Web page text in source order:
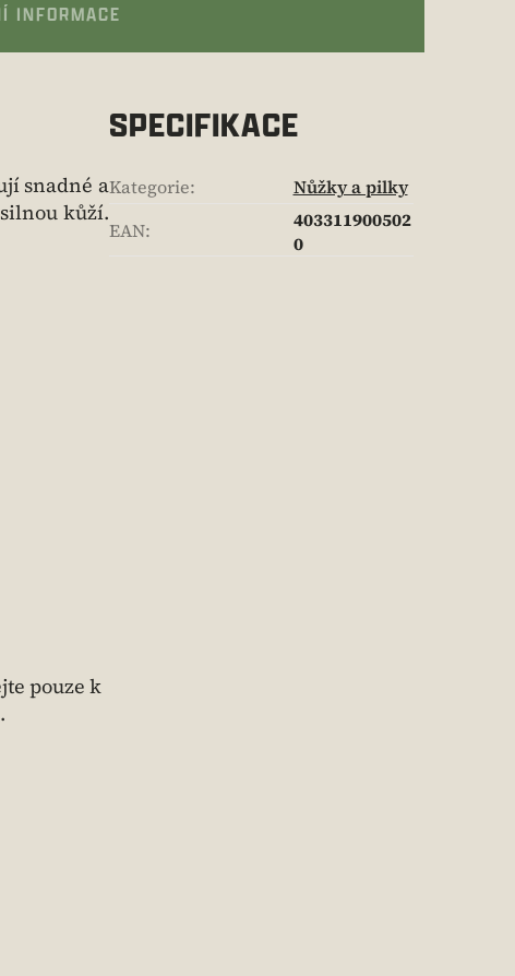
INFORMACE
snadné a
kůží.
pouze k
SPECIFIKACE
Kategorie:
Nůžky a pilky
EAN:
403311900502
0